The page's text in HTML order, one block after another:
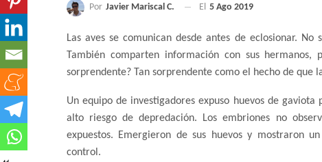
Por Javier Mariscal C. El 5 Ago 2019
Las aves se comunican desde antes de eclosionar.
También comparten información con sus
sorprendente? Tan sorprendente como el hecho de que
Un equipo de investigadores expuso huevos de gaviota
alto riesgo de depredación. Los embriones no
expuestos. Emergieron de sus huevos y mostraron
control.